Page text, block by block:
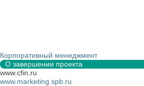
Корпоративный менеджмент
О завершении проекта
www.cfin.ru
www.marketing.spb.ru